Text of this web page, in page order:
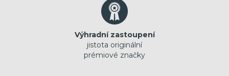
Výhradní zastoupení
jistota originální
prémiové značky